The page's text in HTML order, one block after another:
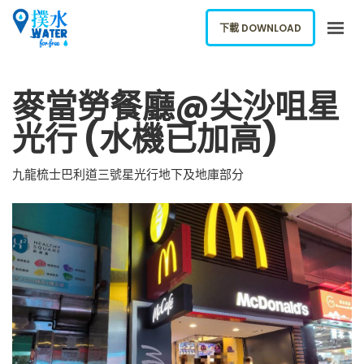
關於我們
下載應用
網誌
報告新飲水機
ENGLISH
下載 DOWNLOAD
麥當勞餐廳@尖沙咀星
光行 (水機已加高)
九龍梳士巴利道三號星光行地下及地庫部分
下載 DOWNLOAD